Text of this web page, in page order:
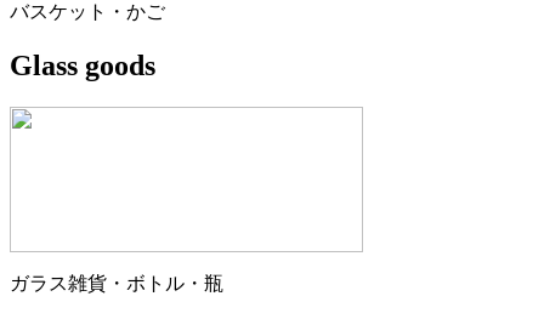
バスケット・かご
Glass goods
ガラス雑貨・ボトル・瓶